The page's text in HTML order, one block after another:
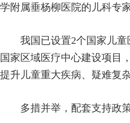
学附属垂杨柳医院的儿科专
我国已设置2个国家儿童
国家区域医疗中心建设项目
提升儿童重大疾病、疑难复
多措并举，配套支持政